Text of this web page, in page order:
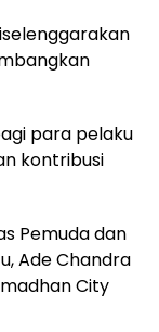
para pelaku
kontribusi
Pemuda dan
Ade Chandra
City